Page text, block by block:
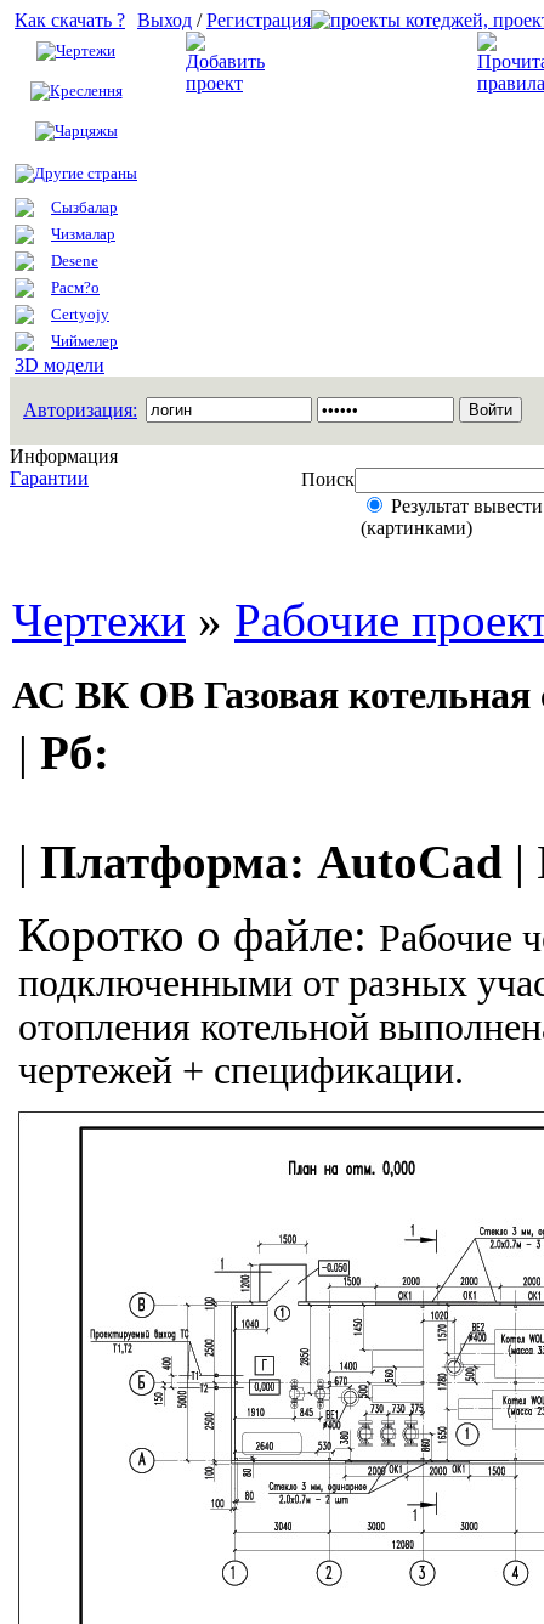
Как скачать ?
Чертежи
Креслення
Чарцяжы
Другие страны
Сызбалар
Чизмалар
Desene
Расм?о
Certyojy
Чиймелер
3D модели
Выход /Регистрация
Авторизация:
Информация
Гарантии
Поиск
Результат
(картинками)
Чертежи » Рабочие
АС ВК ОВ Газовая котельная
| Рб:
| Платформа: AutoCad |
Коротко о файле: Рабочие
подключенными от разных
отопления котельной
чертежей + спецификации.